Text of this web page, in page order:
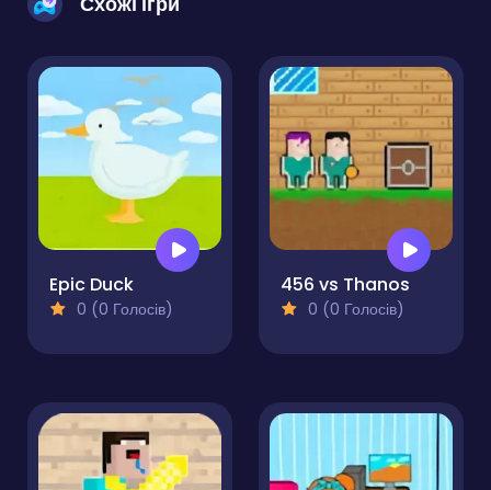
Epic Duck
0 (0 Голосів)
456 vs Thanos
0 (0 Голосів)